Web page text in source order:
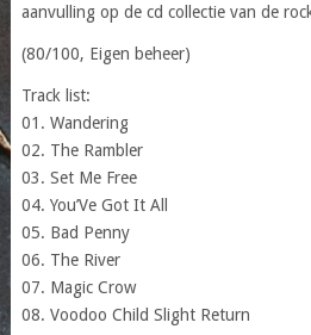
aanvulling op de cd collectie van de
(80/100, Eigen beheer)
Track list:
01. Wandering
02. The Rambler
03. Set Me Free
04. You’Ve Got It All
05. Bad Penny
06. The River
07. Magic Crow
08. Voodoo Child Slight Return